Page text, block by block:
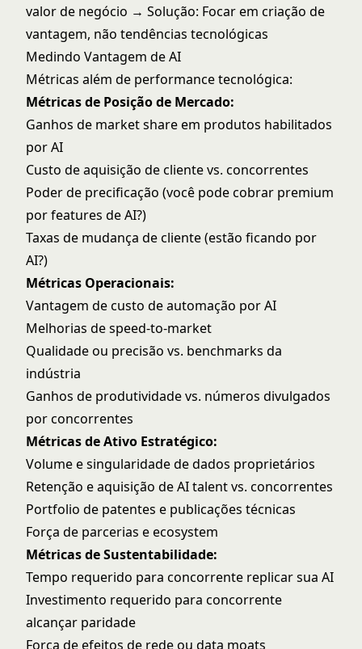
valor de negócio → Solução: Focar em criação de
vantagem, não tendências tecnológicas
Medindo Vantagem de AI
Métricas além de performance tecnológica:
Métricas de Posição de Mercado:
Ganhos de market share em produtos habilitados
por AI
Custo de aquisição de cliente vs. concorrentes
Poder de precificação (você pode cobrar premium
por features de AI?)
Taxas de mudança de cliente (estão ficando por
AI?)
Métricas Operacionais:
Vantagem de custo de automação por AI
Melhorias de speed-to-market
Qualidade ou precisão vs. benchmarks da
indústria
Ganhos de produtividade vs. números divulgados
por concorrentes
Métricas de Ativo Estratégico:
Volume e singularidade de dados proprietários
Retenção e aquisição de AI talent vs. concorrentes
Portfolio de patentes e publicações técnicas
Força de parcerias e ecosystem
Métricas de Sustentabilidade:
Tempo requerido para concorrente replicar sua AI
Investimento requerido para concorrente
alcançar paridade
Força de efeitos de rede ou data moats